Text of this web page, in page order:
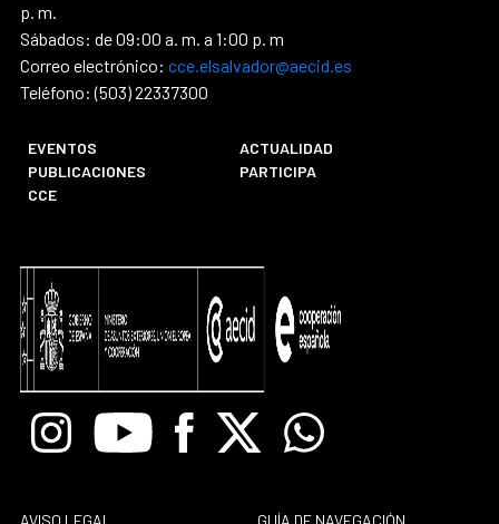
p. m.
Sábados: de 09:00 a. m. a 1:00 p. m
Correo electrónico: cce.elsalvador@aecid.es
Teléfono: (503) 22337300
EVENTOS
ACTUALIDAD
PUBLICACIONES
PARTICIPA
CCE
InstagramYoutube Facebook
X Whatsapp